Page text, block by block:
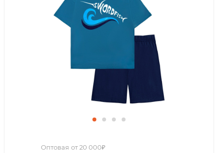
Оптовая от 20 000₽